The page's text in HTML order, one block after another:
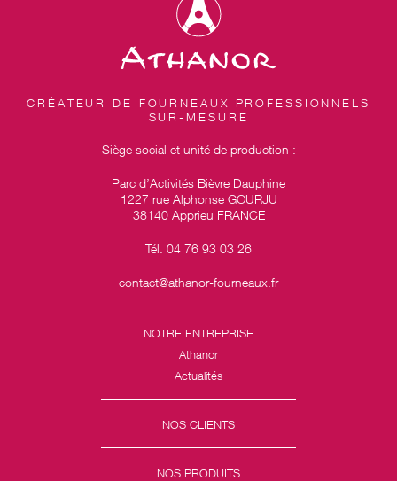
CRÉATEUR DE FOURNEAUX PROFESSIONNELS
SUR-MESURE
Siège social et unité de production :
Parc d’Activités Bièvre Dauphine
1227 rue Alphonse GOURJU
38140 Apprieu FRANCE
Tél. 04 76 93 03 26
contact@athanor-fourneaux.fr
NOTRE ENTREPRISE
Athanor
Actualités
NOS CLIENTS
NOS PRODUITS